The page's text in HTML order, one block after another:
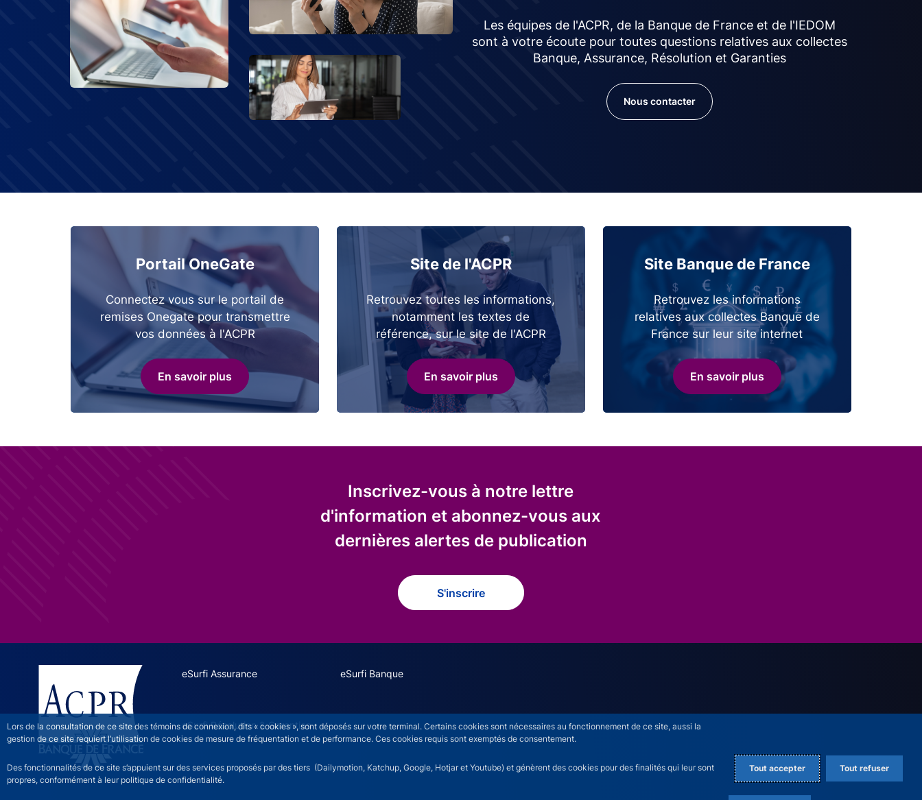
Lors de la consultation de ce site des témoins de connexion, dits « cookies », sont déposés sur votre terminal. Certains cookies sont nécessaires au fonctionnement de ce site, aussi la
gestion de ce site requiert l’utilisation de cookies de mesure de fréquentation et de performance. Ces cookies requis sont exemptés de consentement.
Des fonctionnalités de ce site s’appuient sur des services proposés par des tiers (Dailymotion, Katchup, Google, Hotjar et Youtube) et génèrent des cookies pour des finalités qui leur sont
propres, conformément à leur politique de confidentialité.
Tout accepter Tout refuser
Les équipes de l'ACPR, de la Banque de France et de l'IEDOM
sont à votre écoute pour toutes questions relatives aux collectes
Banque, Assurance, Résolution et Garanties
Nous contacter
Portail OneGate
Connectez vous sur le portail de
remises Onegate pour transmettre
vos données à l'ACPR
En savoir plus
Site de l'ACPR
Retrouvez toutes les informations,
notamment les textes de
référence, sur le site de l'ACPR
En savoir plus
Site Banque de France
Retrouvez les informations
relatives aux collectes Banque de
France sur leur site internet
En savoir plus
Inscrivez-vous à notre lettre
d'information et abonnez-vous aux
dernières alertes de publication
S'inscrire
ESURFI site navigation
eSurfi Assurance eSurfi Banque
eSurfi Résolution & Garanties